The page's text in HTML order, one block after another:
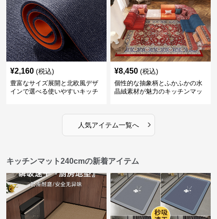
¥2,160 (税込)
豊富なサイズ展開と北欧風デザ
インで選べる使いやすいキッチ
¥8,450 (税込)
個性的な抽象柄とふかふかの水
晶絨素材が魅力のキッチンマッ
人気アイテム一覧へ ›
キッチンマット240cmの新着アイテム